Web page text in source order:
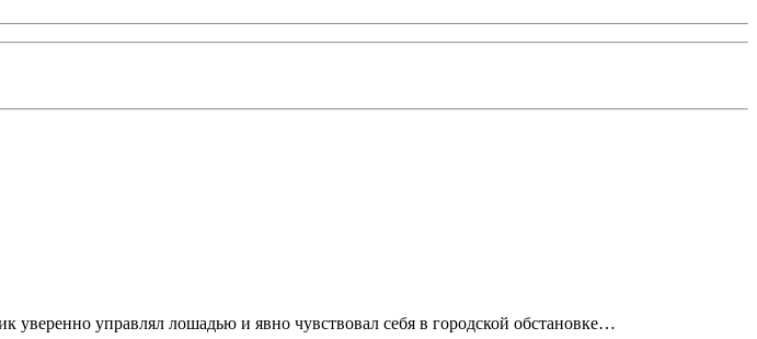
управлял лошадью и явно чувствовал себя в городской обстановке…